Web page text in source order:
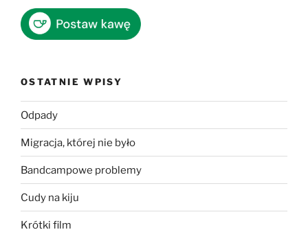
OSTATNIE WPISY
Odpady
Migracja, której nie było
Bandcampowe problemy
Cudy na kiju
Krótki film